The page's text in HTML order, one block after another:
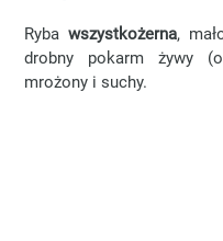
Rybawszystkożerna,
drobny pokarm żywy
mrożony i suchy.